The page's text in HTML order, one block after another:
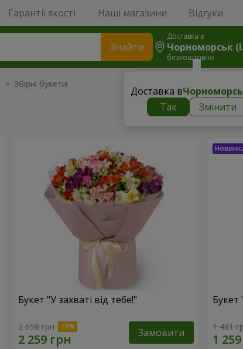
Гарантії якості Наші магазини Відгуки
Знайти
Доставка в
безкоштовно
Доставка в
Так
Змінити
> Збірні букети
Букет "У захваті від тебе!"
2 658 грн Замовити
Букет
1 481